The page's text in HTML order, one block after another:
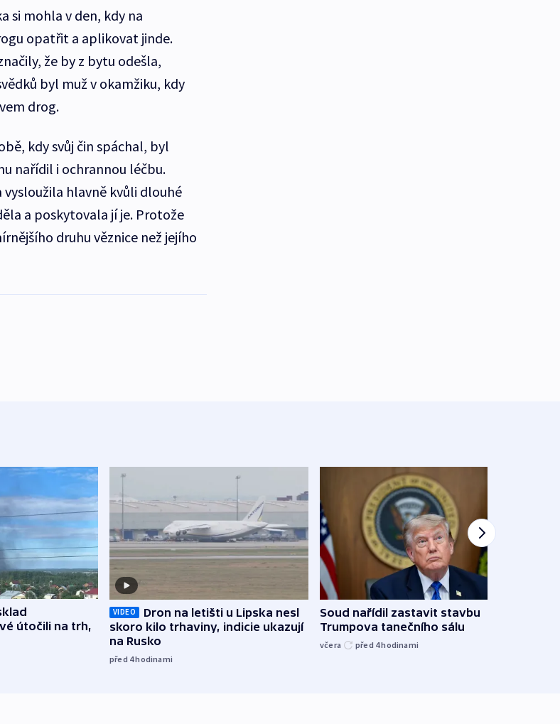
si mohla v den, kdy na
opatřit a aplikovat jinde.
že by z bytu odešla,
byl muž v okamžiku, kdy
drog.
kdy svůj čin spáchal, byl
nařídil i ochrannou léčbu.
hlavně kvůli dlouhé
a poskytovala jí je. Protože
druhu věznice než jejího
útočili na trh,
VIDEO
Dron na letišti u Lipska nesl
skoro kilo trhaviny, indicie ukazují
na Rusko
před 4hodinami
Soud nařídil zastavit stavbu
Trumpova tanečního sálu
včera před 4hodinami